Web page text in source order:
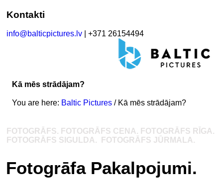
Kontakti
info@balticpictures.lv | +371 26154494
Kā mēs strādājam?
You are here: Baltic Pictures / Kā mēs strādājam?
FOTOGRĀFS. FOTOGRĀFS CENA. FOTOGRĀFS RĪGA.
FOTOGRĀFS SIGULDA. FOTOGRĀFS JŪRMALA.
Fotogrāfa Pakalpojumi.